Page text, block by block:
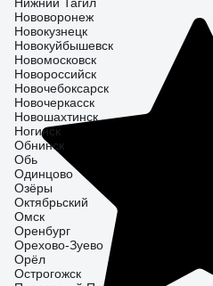
Нововоронеж
Новокузнецк
Новокуйбышевск
Новомосковск
Новороссийск
Новочебоксарск
Новочеркасск
Новошахтинск
Ногинск
Обнинск
Обь
Одинцово
Озёры
Октябрьский
Омск
Оренбург
Орехово-Зуево
Орёл
Острогожск